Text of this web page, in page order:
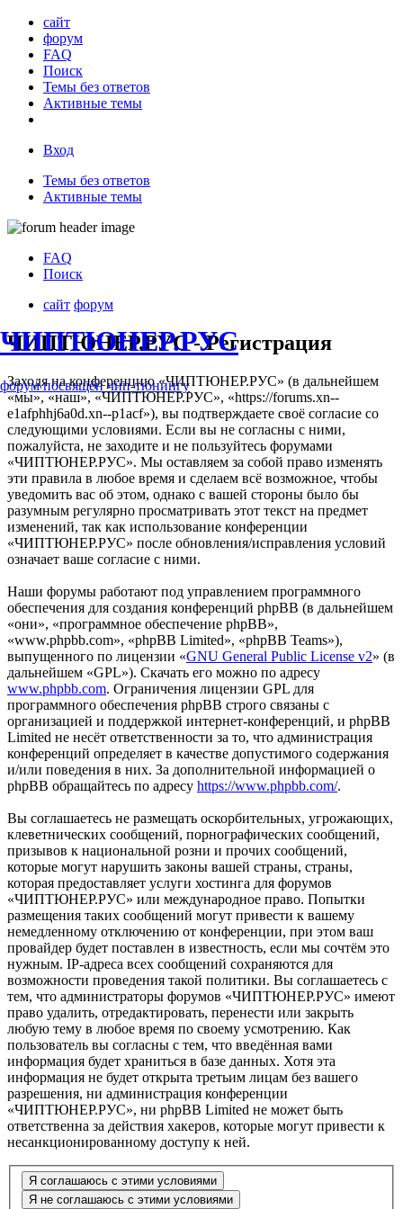
сайт
форум
FAQ
Поиск
Темы без ответов
Активные темы
Вход
Темы без ответов
Активные темы
ЧИПТЮНЕР.РУС
форум посвящён чип-тюнингу
FAQ
Поиск
сайт форум
ЧИПТЮНЕР.РУС - Регистрация
Заходя на конференцию «ЧИПТЮНЕР.РУС» (в дальнейшем
«мы», «наш», «ЧИПТЮНЕР.РУС», «https://forums.xn--
e1afphhj6a0d.xn--p1acf»), вы подтверждаете своё согласие со
следующими условиями. Если вы не согласны с ними,
пожалуйста, не заходите и не пользуйтесь форумами
«ЧИПТЮНЕР.РУС». Мы оставляем за собой право изменять
эти правила в любое время и сделаем всё возможное, чтобы
уведомить вас об этом, однако с вашей стороны было бы
разумным регулярно просматривать этот текст на предмет
изменений, так как использование конференции
«ЧИПТЮНЕР.РУС» после обновления/исправления условий
означает ваше согласие с ними.
Наши форумы работают под управлением программного
обеспечения для создания конференций phpBB (в дальнейшем
«они», «программное обеспечение phpBB»,
«www.phpbb.com», «phpBB Limited», «phpBB Teams»),
выпущенного по лицензии «GNU General Public License v2» (в
дальнейшем «GPL»). Скачать его можно по адресу
www.phpbb.com. Ограничения лицензии GPL для
программного обеспечения phpBB строго связаны с
организацией и поддержкой интернет-конференций, и phpBB
Limited не несёт ответственности за то, что администрация
конференций определяет в качестве допустимого содержания
и/или поведения в них. За дополнительной информацией о
phpBB обращайтесь по адресу https://www.phpbb.com/.
Вы соглашаетесь не размещать оскорбительных, угрожающих,
клеветнических сообщений, порнографических сообщений,
призывов к национальной розни и прочих сообщений,
которые могут нарушить законы вашей страны, страны,
которая предоставляет услуги хостинга для форумов
«ЧИПТЮНЕР.РУС» или международное право. Попытки
размещения таких сообщений могут привести к вашему
немедленному отключению от конференции, при этом ваш
провайдер будет поставлен в известность, если мы сочтём это
нужным. IP-адреса всех сообщений сохраняются для
возможности проведения такой политики. Вы соглашаетесь с
тем, что администраторы форумов «ЧИПТЮНЕР.РУС» имеют
право удалить, отредактировать, перенести или закрыть
любую тему в любое время по своему усмотрению. Как
пользователь вы согласны с тем, что введённая вами
информация будет храниться в базе данных. Хотя эта
информация не будет открыта третьим лицам без вашего
разрешения, ни администрация конференции
«ЧИПТЮНЕР.РУС», ни phpBB Limited не может быть
ответственна за действия хакеров, которые могут привести к
несанкционированному доступу к ней.